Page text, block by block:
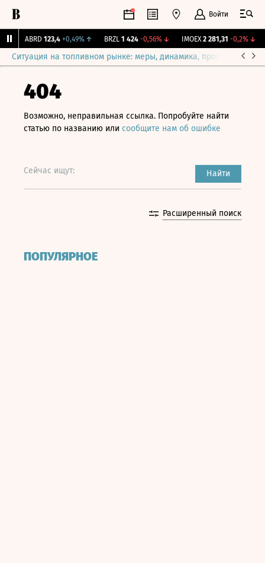
Войти
ABRD 123,4 +0,49%↑ BRZL 1 424 -0,56%↓ IMOEX 2 281,31 -0,2%↓
Ситуация на топливном рынке: меры, динамика, прогнозы
404
Возможно, неправильная ссылка. Попробуйте найти
статью по названию или сообщите нам об ошибке
Сейчас ищут: Найти
Расширенный поиск
ПОПУЛЯРНОЕ